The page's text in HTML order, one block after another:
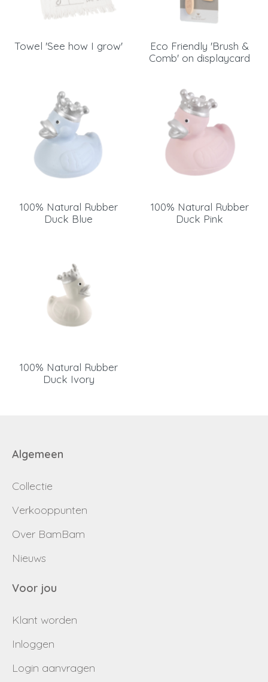
Towel 'See how I grow'
Eco Friendly 'Brush &
Comb' on displaycard
100% Natural Rubber
Duck Blue
100% Natural Rubber
Duck Pink
100% Natural Rubber
Duck Ivory
Algemeen
Collectie
Verkooppunten
Over BamBam
Nieuws
Voor jou
Klant worden
Inloggen
Login aanvragen